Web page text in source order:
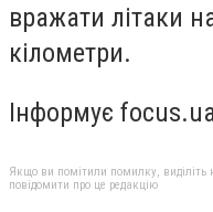
вражати літаки
кілометри.
Інформує
Якщо ви помітили помилку, виділіть
повідомити про це редакцію